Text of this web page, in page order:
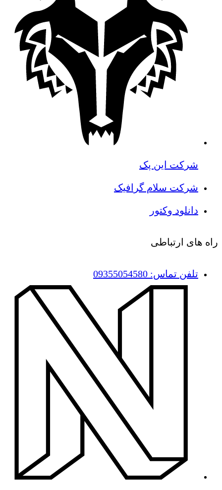
شرکت این پک
شرکت سلام گرافیک
دانلود وکتور
راه های ارتباطی
تلفن تماس: 09355054580